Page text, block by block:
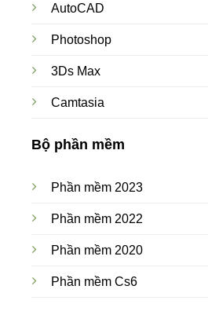
AutoCAD
Photoshop
3Ds Max
Camtasia
Bộ phần mềm
Phần mềm 2023
Phần mềm 2022
Phần mềm 2020
Phần mềm Cs6